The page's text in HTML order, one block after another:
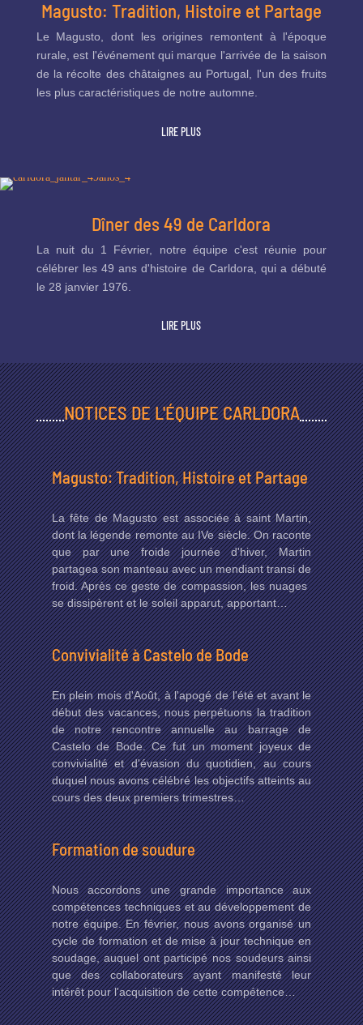
Magusto: Tradition, Histoire et Partage
Le Magusto, dont les origines remontent à l'époque
rurale, est l'événement qui marque l'arrivée de la saison
de la récolte des châtaignes au Portugal, l'un des fruits
les plus caractéristiques de notre automne.
LIRE PLUS
Dîner des 49 de Carldora
La nuit du 1 Février, notre équipe c'est réunie pour
célébrer les 49 ans d'histoire de Carldora, qui a débuté
le 28 janvier 1976.
LIRE PLUS
NOTICES DE L'ÉQUIPE CARLDORA
Magusto: Tradition, Histoire et Partage
La fête de Magusto est associée à saint Martin,
dont la légende remonte au IVe siècle. On raconte
que par une froide journée d'hiver, Martin
partagea son manteau avec un mendiant transi de
froid. Après ce geste de compassion, les nuages ​​
se dissipèrent et le soleil apparut, apportant…
Convivialité à Castelo de Bode
En plein mois d'Août, à l'apogé de l'été et avant le
début des vacances, nous perpétuons la tradition
de notre rencontre annuelle au barrage de
Castelo de Bode. Ce fut un moment joyeux de
convivialité et d'évasion du quotidien, au cours
duquel nous avons célébré les objectifs atteints au
cours des deux premiers trimestres…
Formation de soudure
Nous accordons une grande importance aux
compétences techniques et au développement de
notre équipe. En février, nous avons organisé un
cycle de formation et de mise à jour technique en
soudage, auquel ont participé nos soudeurs ainsi
que des collaborateurs ayant manifesté leur
intérêt pour l'acquisition de cette compétence…